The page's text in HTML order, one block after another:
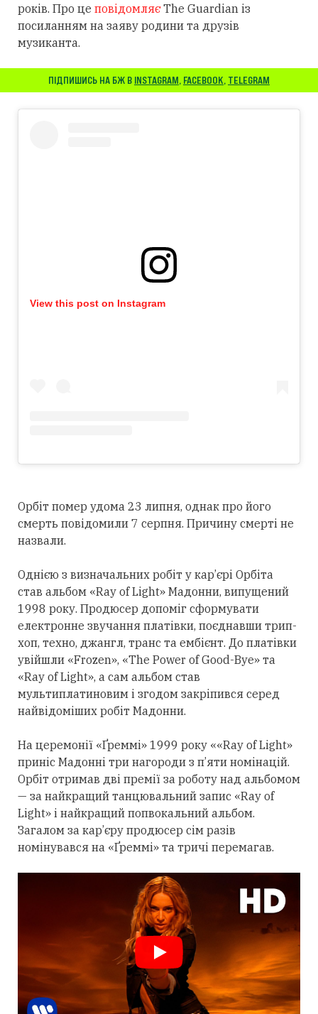
років. Про це повідомляєThe Guardian із
посиланням на заяву родини та друзів
музиканта.
ПІДПИШИСЬ НА БЖ В INSTAGRAM, FACEBOOK, TELEGRAM
View this post on Instagram
Орбіт помер удома 23 липня, однак про його
смерть повідомили 7 серпня. Причину смерті не
назвали.
Однією з визначальних робіт у кар’єрі Орбіта
став альбом «Ray of Light» Мадонни, випущений
1998 року. Продюсер допоміг сформувати
електронне звучання платівки, поєднавши трип-
хоп, техно, джангл, транс та ембієнт. До платівки
увійшли «Frozen», «The Power of Good-Bye» та
«Ray of Light», а сам альбом став
мультиплатиновим і згодом закріпився серед
найвідоміших робіт Мадонни.
На церемонії «Ґреммі» 1999 року ««Ray of Light»
приніс Мадонні три нагороди з п’яти номінацій.
Орбіт отримав дві премії за роботу над альбомом
— за найкращий танцювальний запис «Ray of
Light» і найкращий попвокальний альбом.
Загалом за кар’єру продюсер сім разів
номінувався на «Ґреммі» та тричі перемагав.